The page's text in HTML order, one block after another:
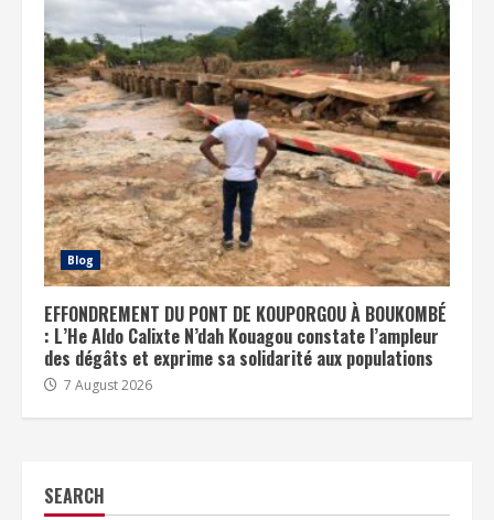
Blog
EFFONDREMENT DU PONT DE KOUPORGOU À BOUKOMBÉ
: L’He Aldo Calixte N’dah Kouagou constate l’ampleur
des dégâts et exprime sa solidarité aux populations
7 August 2026
SEARCH